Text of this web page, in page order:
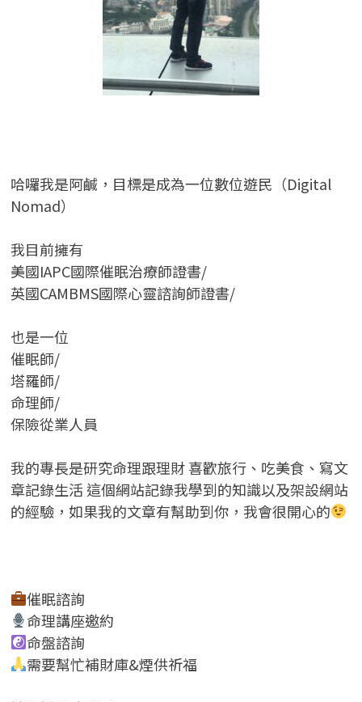
哈囉我是阿鹹，目標是成為一位數位遊民（Digital
Nomad）
我目前擁有
美國IAPC國際催眠治療師證書/
英國CAMBMS國際心靈諮詢師證書/
也是一位
催眠師/
塔羅師/
命理師/
保險從業人員
我的專長是研究命理跟理財 喜歡旅行、吃美食、寫文
章記錄生活 這個網站記錄我學到的知識以及架設網站
的經驗，如果我的文章有幫助到你，我會很開心的
催眠諮詢
命理講座邀約
命盤諮詢
需要幫忙補財庫&煙供祈福